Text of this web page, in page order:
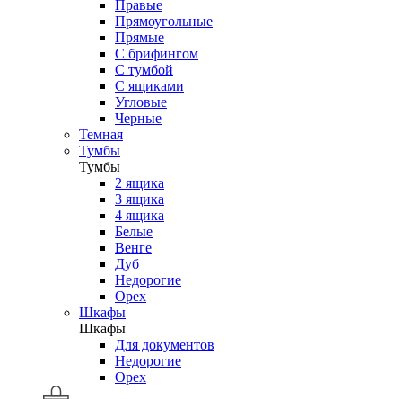
Правые
Прямоугольные
Прямые
С брифингом
С тумбой
С ящиками
Угловые
Черные
Темная
Тумбы
Тумбы
2 ящика
3 ящика
4 ящика
Белые
Венге
Дуб
Недорогие
Орех
Шкафы
Шкафы
Для документов
Недорогие
Орех